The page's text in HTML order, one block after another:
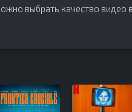
выбрать качество видео